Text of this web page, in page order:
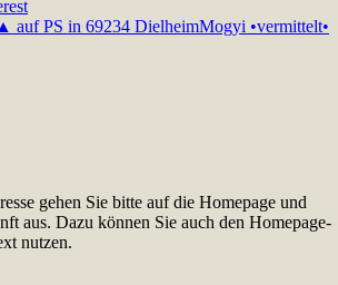
auf PS in 69234 DielheimMogyi •vermittelt•
gehen Sie bitte auf die Homepage und
aus. Dazu können Sie auch den Homepage-
nutzen.